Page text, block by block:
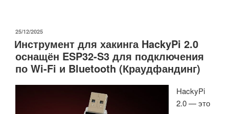
–
бесшумный
корпус
ОПУБЛИКОВАНО
25/12/2025
Инструмент для хакинга HackyPi 2.0
оснащён ESP32-S3 для подключения
по Wi-Fi и Bluetooth (Краудфандинг)
HackyPi
2.0 — это